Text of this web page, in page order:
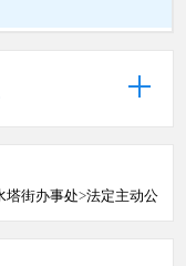
塔街办事处>法定主动公